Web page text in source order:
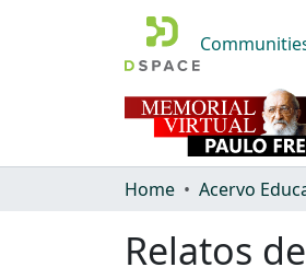
Home
Relatos